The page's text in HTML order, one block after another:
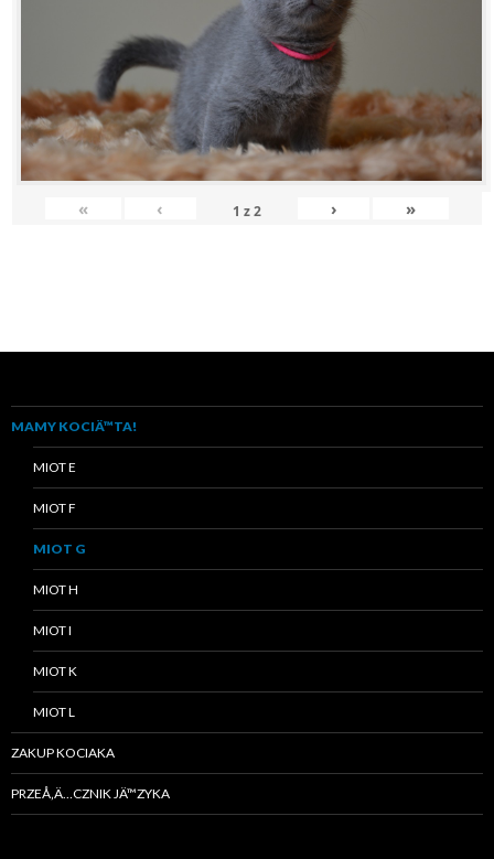
« ‹ 1 z2 › »
MAMY KOCIÄ™TA!
MIOT E
MIOT F
MIOT G
MIOT H
MIOT I
MIOT K
MIOT L
ZAKUP KOCIAKA
PRZEÅ‚Ä…CZNIK JÄ™ZYKA